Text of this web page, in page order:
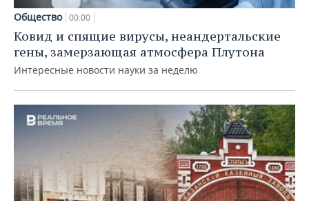
Общество 00:00
Ковид и спящие вирусы, неандертальские
гены, замерзающая атмосфера Плутона
Интересные новости науки за неделю